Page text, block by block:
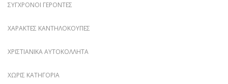
ΣΎΓΧΡΟΝΟΙ ΓΈΡΟΝΤΕΣ
ΧΑΡΑΚΤΈΣ ΚΑΝΤΗΛΌΚΟΥΠΕΣ
ΧΡΙΣΤΙΑΝΙΚΆ ΑΥΤΟΚΌΛΛΗΤΑ
ΧΩΡΊΣ ΚΑΤΗΓΟΡΊΑ